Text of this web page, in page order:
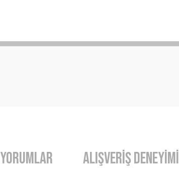
Yorumlar Alışveriş Deneyimi